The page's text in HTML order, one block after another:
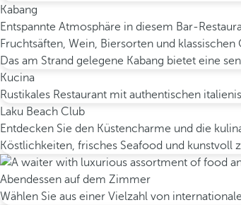
Kabang
Entspannte Atmosphäre in diesem Bar-
Fruchtsäften, Wein, Biersorten und klassischen
Das am Strand gelegene Kabang bietet eine
Kucina
Rustikales Restaurant mit authentischen
Laku Beach Club
Entdecken Sie den Küstencharme und die
Köstlichkeiten, frisches Seafood und kunstvoll
Abendessen auf dem Zimmer
Wählen Sie aus einer Vielzahl von